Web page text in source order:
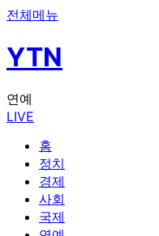
전체메뉴
YTN
연예
LIVE
홈
정치
경제
사회
국제